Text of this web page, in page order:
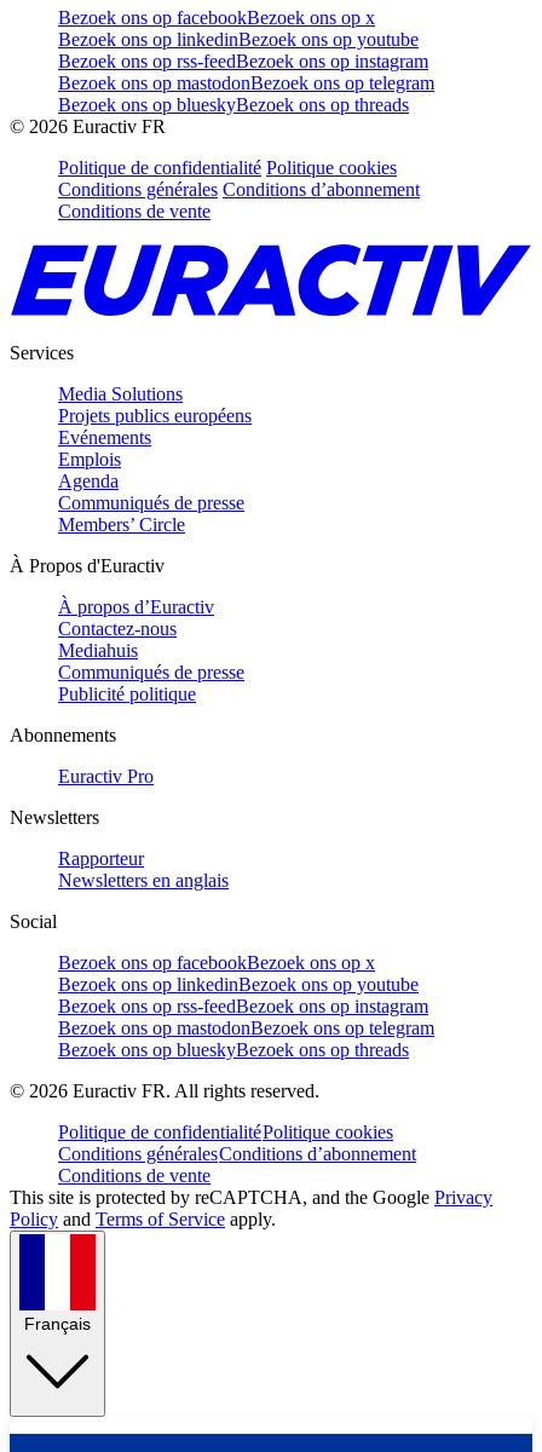
Bezoek ons op facebookBezoek ons op x
Bezoek ons op linkedinBezoek ons op youtube
Bezoek ons op rss-feedBezoek ons op instagram
Bezoek ons op mastodonBezoek ons op telegram
Bezoek ons op blueskyBezoek ons op threads
© 2026 Euractiv FR
Politique de confidentialité Politique cookies
Conditions générales Conditions d’abonnement
Conditions de vente
Services
Media Solutions
Projets publics européens
Evénements
Emplois
Agenda
Communiqués de presse
Members’ Circle
À Propos d'Euractiv
À propos d’Euractiv
Contactez-nous
Mediahuis
Communiqués de presse
Publicité politique
Abonnements
Euractiv Pro
Newsletters
Rapporteur
Newsletters en anglais
Social
Bezoek ons op facebookBezoek ons op x
Bezoek ons op linkedinBezoek ons op youtube
Bezoek ons op rss-feedBezoek ons op instagram
Bezoek ons op mastodonBezoek ons op telegram
Bezoek ons op blueskyBezoek ons op threads
© 2026 Euractiv FR. All rights reserved.
Politique de confidentialitéPolitique cookies
Conditions généralesConditions d’abonnement
Conditions de vente
This site is protected by reCAPTCHA, and the Google Privacy
Policy and Terms of Service apply.
Français